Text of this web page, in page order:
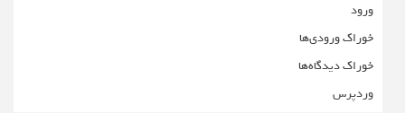
ورود
خوراک ورودی‌ها
خوراک دیدگاه‌ها
وردپرس